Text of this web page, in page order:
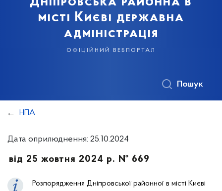
місті Києві державна
адміністрація
офіційний вебпортал
Пошук
НПА
Дата оприлюднення: 25.10.2024
від 25 жовтня 2024 р. № 669
Розпорядження Дніпровської районної в місті Києві